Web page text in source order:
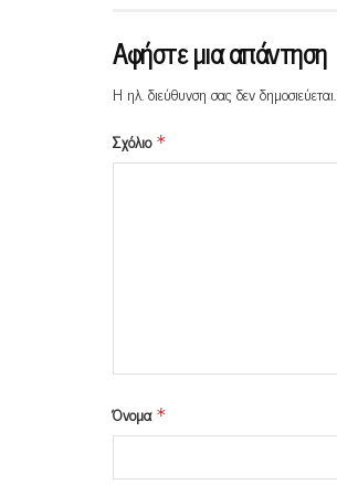
Αφήστε μια απάντηση
Η ηλ. διεύθυνση σας δεν δημοσιεύεται.
Σχόλιο *
Όνομα *